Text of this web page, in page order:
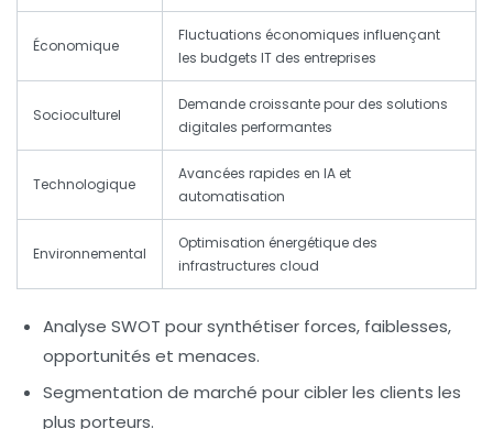
Économique
Fluctuations économiques influençant
les budgets IT des entreprises
Socioculturel
Demande croissante pour des solutions
digitales performantes
Technologique
Avancées rapides en IA et
automatisation
Environnemental
Optimisation énergétique des
infrastructures cloud
Analyse SWOT pour synthétiser forces, faiblesses,
opportunités et menaces.
Segmentation de marché pour cibler les clients les
plus porteurs.